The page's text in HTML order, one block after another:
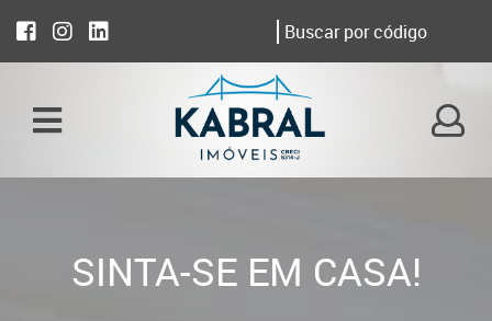
SINTA-SE EM CASA!